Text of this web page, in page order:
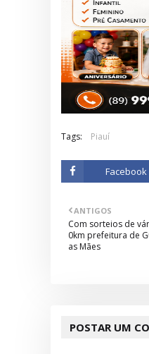
Tags: Piauí
Facebook
ANTIGOS
Com sorteios de
0km prefeitura de
as Mães
POSTAR UM